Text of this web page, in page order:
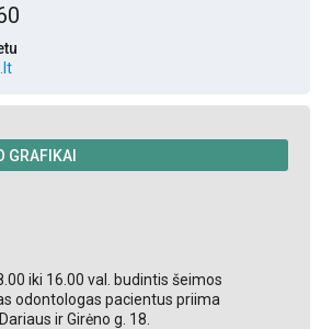
GRAFIKAI
iki 16.00 val. budintis šeimos
odontologas pacientus priima
ir Girėno g. 18.